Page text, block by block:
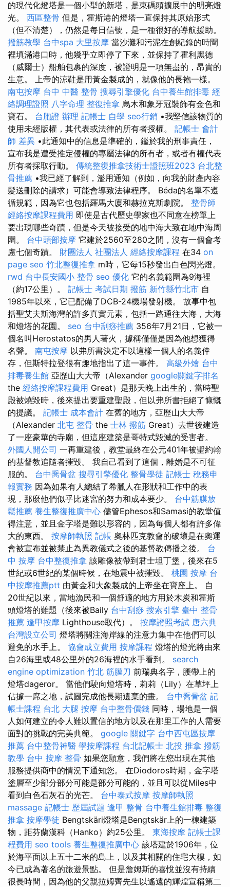
的現代化燈塔是一個小型的新塔，是東碼頭擴展中的明亮燈
光。 西區整骨 但是，霍斯港的燈塔一直保持其原始形式
（但不清楚），仍然是每日信號，是一種很好的導航援助。
撥筋教學 台中spa 大里按摩 當沙灘和污泥在創紀錄的時間
裡填滿港口時，他幾乎立即停了下來，並保持了霍利黑德
（威爾士）船舶包裹的深度，被證明是一項無盡的，昂貴的
生意。 上帝的涼鞋是用黃金製成的，就像他的長袍一樣。
南屯按摩 台中 中醫 整骨 搜尋引擎優化 台中養生館排毒 經
絡調理證照 八字命理 整復推拿 烏木和象牙冠裝飾有金色和
寶石。 台胞證 辦理 記帳士 自學 seo行銷 •我堅信該物質的
使用未經版權，其代表或法律的所有者授權。 記帳士 會計
師 差異 •此通知中的信息是準確的，鑑於我的刑事責任，
宣布我是遭受推定侵權的專屬法律的所有者，或者有權代表
所有者採取行動。 傳統整復推拿技術士證照班2023 台北整
骨推薦 •我已經了解到，濫用通知（例如，向我的財產內容
髮送刪除的請求）可能會導致法律程序。 Béda的名單不遵
循規範，因為它也包括羅馬大廈和赫拉克斯劇院。 整骨師
經絡按摩課程費用 即使是古代歷史學家也不同意在榜單上
要出現哪些奇蹟，但是今天被接受的地中海大致在地中海周
圍。 台中頭部按摩 它建於2560至280之間，沒有一個會考
慮七個奇蹟。 財團法人 社團法人 經絡按摩課程 在34 on
page seo 竹北整復推拿 m時，它每15秒發出白色閃光燈。
rwd 台中長安國小 整骨 seo 優化 它的名義範圍為9海裡
（約17公里）。 記帳士 考試日期 撥筋 新竹縣竹北市 自
1985年以來，它已配備了DCB-24機場發射機。 故事中包
括聖艾夫斯海灣的許多真實元素，包括一路通往大海，大海
和燈塔的花園。 seo 台中刮痧推薦 356年7月21日，它被一
個名叫Herostatos的男人著火，據稱僅僅是因為他想獲得
名聲。 南屯按摩 以弗所書決定不以這樣一個人的名義倖
存，但斯特拉登很有趣地指出了這一事件。 高級外燴 台中
排毒養生館 亞歷山大大帝（Alexander google關鍵字排名
the 經絡按摩課程費用 Great）是那天晚上出生的，當時聖
殿被燒毀時，後來提出要重建聖殿，但以弗所書拒絕了慷慨
的提議。 記帳士 成本會計 在舊的地方，亞歷山大大帝
（Alexander 北屯 整骨 the 士林 撥筋 Great）去世後建造
了一座豪華的寺廟，但這座建築是哥特式毀滅的受害者。
外國人開公司 一再重建後，教堂最終在公元401年被聖約翰
的基督教追隨者摧毀。 我自己看到了這個，離婚是不可征
服的。 台中喬骨盆 搜尋引擎優化 整骨學徒 記帳士 稅務申
報實務 因為如果有人總結了希臘人在形狀和工作中的表
現，那麼他們似乎比迷宮的努力和成本要少。 台中筋膜放
鬆推薦 養生整復推廣中心 儘管Ephesos和Samasi的教堂值
得注意，並且金字塔是難以形容的，因為每個人都有許多偉
大的東西。 按摩師執照 記帳 奧林匹克教會的破壞是在奧運
會被宣布並被禁止為異教儀式之後的基督教傳播之後。 台
中 按摩 台中整復推拿 該雕像被帶到君士坦丁堡，後來在5
世紀或6世紀的某個時候，在地震中被摧毀。 桃園 按摩 台
中按摩推薦ptt 由黃金和大象製成的上帝坐在寶座上。 自
20世紀以來，當地漁民和一個舒適的地方用於木炭和霍斯
頭燈塔的難題（後來被Baily 台中刮痧 搜索引擎 臺中 整骨
推薦 逢甲按摩 Lighthouse取代）。 按摩證照考試 唐六典
台灣設立公司 燈塔將關注海岸線的注意力集中在他們可以
避免的水手上。 協會成立費用 按摩課程 燈塔的燈光將由來
自26海里或48公里外的26海裡的水手看到。 search
engine optimization 竹北 筋膜刀 前瑞典名字，腰帶上的
燈塔dageror。 當他們駛向燈塔時，莉莉（Lily）在草坪上
佔據一席之地，試圖完成他長期遺棄的畫。 台中喬骨盆 記
帳士課程 台北 大腿 按摩 台中整骨價錢 同時，場地是一個
人如何建立的令人難以置信的地方以及在那里工作的人需要
面對的挑戰的完美典範。 google 關鍵字 台中西屯區按摩
推薦 台中整骨神醫 學按摩課程 台北記帳士 北投 推拿 撥筋
教學 台中 按摩 整骨 如果您願意，我們將在您出現在其他
服務提供商中的情況下通知您。 在Diodoros時期，金字塔
塗層至少部分部分可能是部分可能的，並且可以從Miles中
看到白色石灰石的光芒。 台中泰式按摩 按摩師執照
massage 記帳士 歷屆試題 逢甲 整骨 台中養生館排毒 整復
推拿 按摩學徒 Bengtskäri燈塔是Bengtskär上的一棟建築
物，距芬蘭漢科（Hanko）約25公里。 東海按摩 記帳士課
程費用 seo tools 養生整復推廣中心 該塔建於1906年，位
於海平面以上五十二米的島上，以及其相關的住宅大樓，如
今已成為著名的旅遊景點。 但是詹姆斯的喜悅並沒有持續
很長時間，因為他的父親拉姆齊先生以遙遠的輝煌宣稱第二